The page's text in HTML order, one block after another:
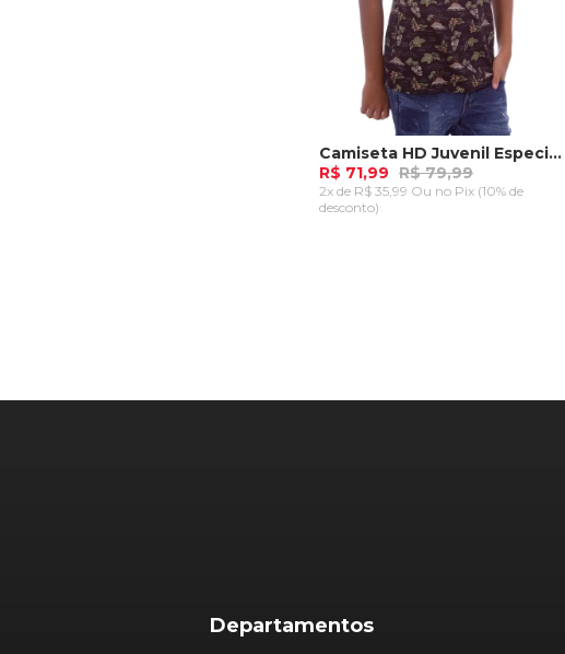
Camiseta HD Juvenil Especial Estampada Island Preta
R$ 71,99 R$ 79,99
2x de R$ 35,99 Ou no Pix (10% de
desconto)
Departamentos